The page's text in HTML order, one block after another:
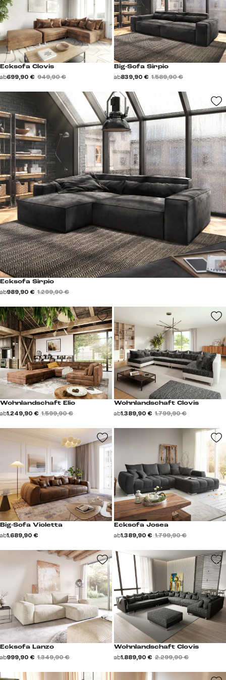
Ecksofa Sirpio
ab989,90 € 1.299,90 €
Ecksofa Clovis
ab699,90 € 949,90 €
Big-Sofa Sirpio
ab839,90 € 1.589,90 €
Wohnlandschaft Elio
ab1.249,90 € 1.599,90 €
Wohnlandschaft Clovis
ab1.389,90 € 1.799,90 €
Big-Sofa Violetta
ab1.689,90 €
Ecksofa Josea
ab1.389,90 € 1.799,90 €
Ecksofa Lanzo
ab999,90 € 1.349,90 €
Wohnlandschaft Clovis
ab1.889,90 € 2.299,90 €